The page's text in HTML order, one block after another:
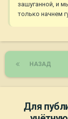
зашуганной, и
только начнем
НАЗАД
Для